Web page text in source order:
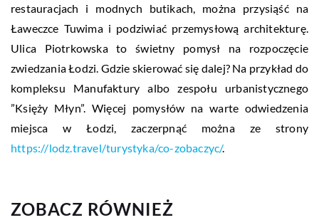
restauracjach i modnych butikach, można przysiąść na
Ławeczce Tuwima i podziwiać przemysłową architekturę.
Ulica Piotrkowska to świetny pomysł na rozpoczęcie
zwiedzania Łodzi. Gdzie skierować się dalej? Na przykład do
kompleksu Manufaktury albo zespołu urbanistycznego
”Księży Młyn”. Więcej pomysłów na warte odwiedzenia
miejsca w Łodzi, zaczerpnąć można ze strony
https://lodz.travel/turystyka/co-zobaczyc/.
ZOBACZ RÓWNIEŻ